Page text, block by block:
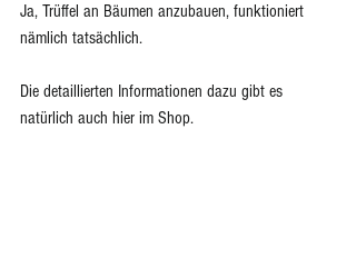
Ja, Trüffel an Bäumen anzubauen, funktioniert
nämlich tatsächlich.
Die detaillierten Informationen dazu gibt es
natürlich auch hier im Shop.